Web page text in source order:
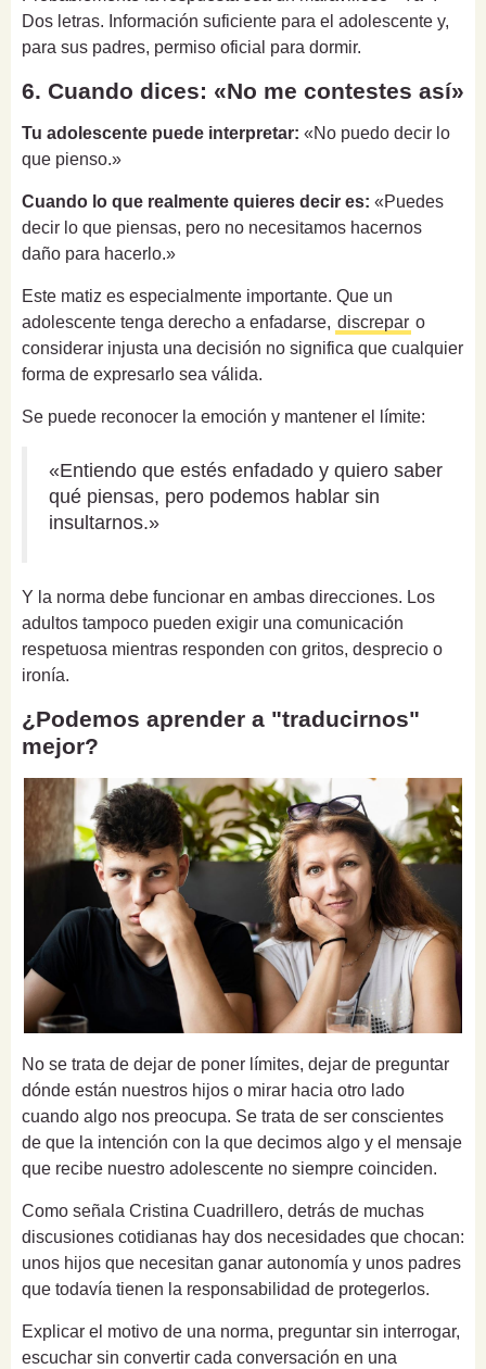
Dos letras. Información suficiente para el adolescente y,
para sus padres, permiso oficial para dormir.
6. Cuando dices: «No me contestes así»
Tu adolescente puede interpretar: «No puedo decir lo
que pienso.»
Cuando lo que realmente quieres decir es: «Puedes
decir lo que piensas, pero no necesitamos hacernos
daño para hacerlo.»
Este matiz es especialmente importante. Que un
adolescente tenga derecho a enfadarse, discrepar o
considerar injusta una decisión no significa que cualquier
forma de expresarlo sea válida.
Se puede reconocer la emoción y mantener el límite:
«Entiendo que estés enfadado y quiero saber
qué piensas, pero podemos hablar sin
insultarnos.»
Y la norma debe funcionar en ambas direcciones. Los
adultos tampoco pueden exigir una comunicación
respetuosa mientras responden con gritos, desprecio o
ironía.
¿Podemos aprender a "traducirnos"
mejor?
No se trata de dejar de poner límites, dejar de preguntar
dónde están nuestros hijos o mirar hacia otro lado
cuando algo nos preocupa. Se trata de ser conscientes
de que la intención con la que decimos algo y el mensaje
que recibe nuestro adolescente no siempre coinciden.
Como señala Cristina Cuadrillero, detrás de muchas
discusiones cotidianas hay dos necesidades que chocan:
unos hijos que necesitan ganar autonomía y unos padres
que todavía tienen la responsabilidad de protegerlos.
Explicar el motivo de una norma, preguntar sin interrogar,
escuchar sin convertir cada conversación en una